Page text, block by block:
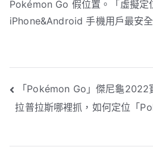
Pokémon Go 假位置。「虛擬定
iPhone&Android 手機用戶最安
文
章
導
「Pokémon Go」傑尼龜2022
拉普拉斯哪裡抓，如何定位「